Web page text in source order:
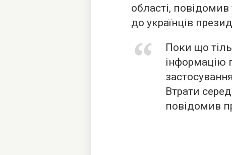
області,
до українців
Поки що
інформацію
Втрати
повідомив